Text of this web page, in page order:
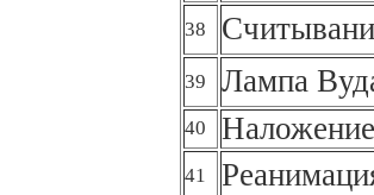
38
39 Лампа
40
41